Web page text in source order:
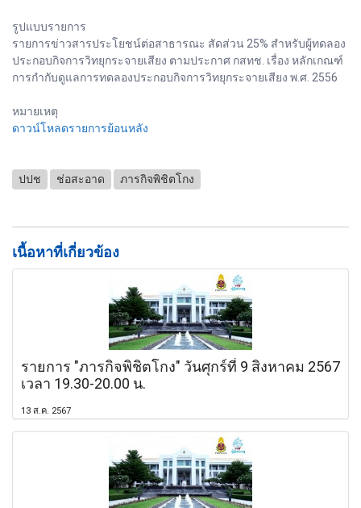
รูปแบบรายการ
รายการข่าวสารประโยชน์ต่อสาธารณะ สัดส่วน 25% สำหรับผู้ทดลอง
ประกอบกิจการวิทยุกระจายเสียง ตามประกาศ กสทช. เรื่อง หลักเกณฑ์
การกำกับดูแลการทดลองประกอบกิจการวิทยุกระจายเสียง พ.ศ. 2556
หมายเหตุ
ดาวน์โหลดรายการย้อนหลัง
ปปช ช่อสะอาด ภารกิจพิชิตโกง
เนื้อหาที่เกี่ยวข้อง
รายการ "ภารกิจพิชิตโกง" วันศุกร์ที่ 9 สิงหาคม 2567
เวลา 19.30-20.00 น.
13 ส.ค. 2567